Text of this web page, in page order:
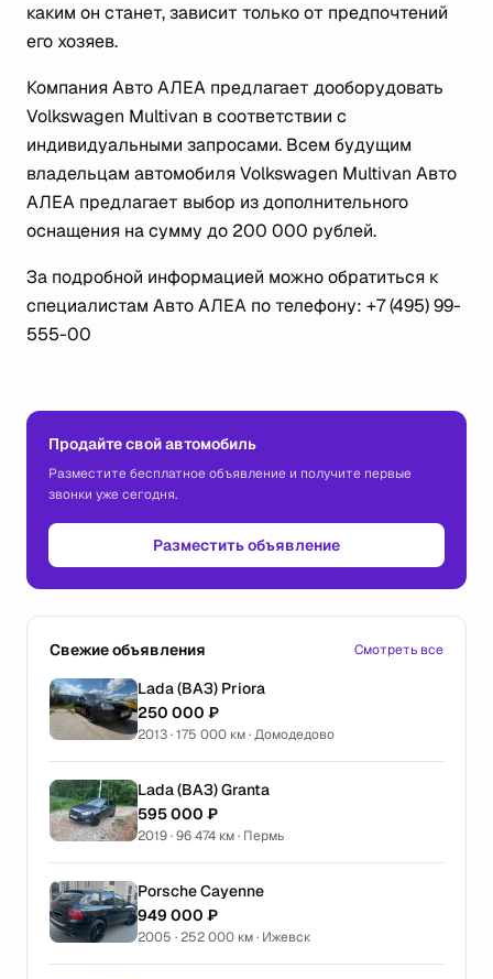
каким он станет, зависит только от предпочтений
его хозяев.
Компания Авто АЛЕА предлагает дооборудовать
Volkswagen Multivan в соответствии с
индивидуальными запросами. Всем будущим
владельцам автомобиля Volkswagen Multivan Авто
АЛЕА предлагает выбор из дополнительного
оснащения на сумму до 200 000 рублей.
За подробной информацией можно обратиться к
специалистам Авто АЛЕА по телефону: +7 (495) 99-
555-00
Продайте свой автомобиль
Разместите бесплатное объявление и получите первые
звонки уже сегодня.
Разместить объявление
Свежие объявления Смотреть все
Lada (ВАЗ) Priora
250 000 ₽
2013 · 175 000 км · Домодедово
Lada (ВАЗ) Granta
595 000 ₽
2019 · 96 474 км · Пермь
Porsche Cayenne
949 000 ₽
2005 · 252 000 км · Ижевск